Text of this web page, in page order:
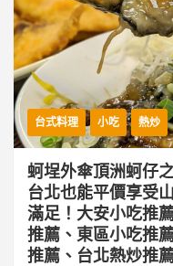
台式料理 小吃 熱炒
蚵埕外傘頂洲蚵仔
台北也能平價享受
滿足！大安小吃推
推薦、東區小吃推
推薦、台北熱炒推